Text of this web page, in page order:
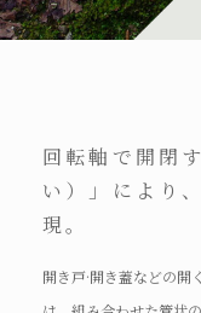
回転軸で開閉
い）」により
現。
開き戸·開き蓋などの開